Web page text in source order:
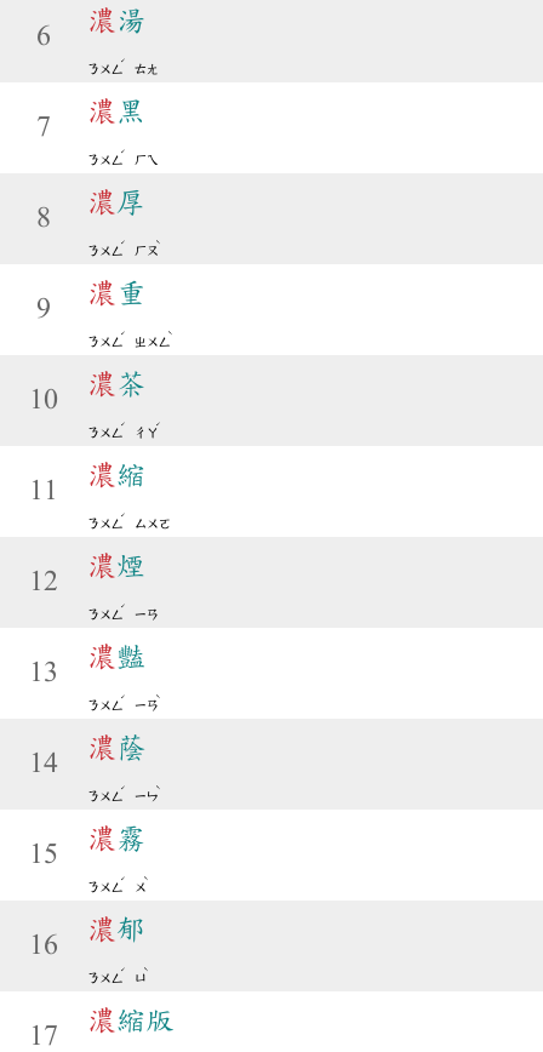
6
濃 湯
ㄋㄨㄥ
ˊ
ㄊㄤ
7
濃 黑
ㄋㄨㄥ
ˊ
ㄏㄟ
8
濃 厚
ㄋㄨㄥ
ˊ
ㄏㄡ
ˋ
9
濃 重
ㄋㄨㄥ
ˊ
ㄓㄨㄥ
ˋ
10
濃 茶
ㄋㄨㄥ
ˊ
ㄔㄚ
ˊ
11
濃 縮
ㄋㄨㄥ
ˊ
ㄙㄨㄛ
12
濃 煙
ㄋㄨㄥ
ˊ
ㄧㄢ
13
濃 豔
ㄋㄨㄥ
ˊ
ㄧㄢ
ˋ
14
濃 蔭
ㄋㄨㄥ
ˊ
ㄧㄣ
ˋ
15
濃 霧
ㄋㄨㄥ
ˊ
ㄨ
ˋ
16
濃 郁
ㄋㄨㄥ
ˊ
ㄩ
ˋ
17
濃 縮版